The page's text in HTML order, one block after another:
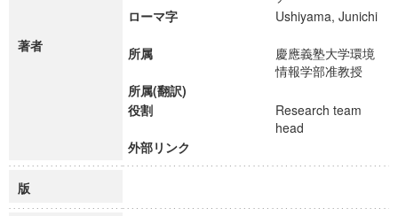
著者
ローマ字
Ushiyama, Junichi
所属
慶應義塾大学環境
情報学部准教授
所属(翻訳)
役割
Research team
head
外部リンク
版